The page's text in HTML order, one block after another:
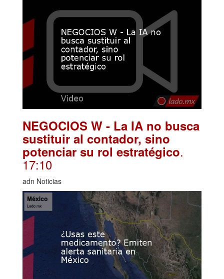
NEGOCIOS W - La IA no busca
sustituir al contador, sino
potenciar su rol estratégico.
17:10
adn Noticias